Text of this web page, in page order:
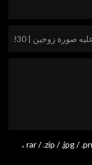
يدعم فقط .rar / .zip / .jpg / .png / .gif / .doc / .xls / .pdf ،